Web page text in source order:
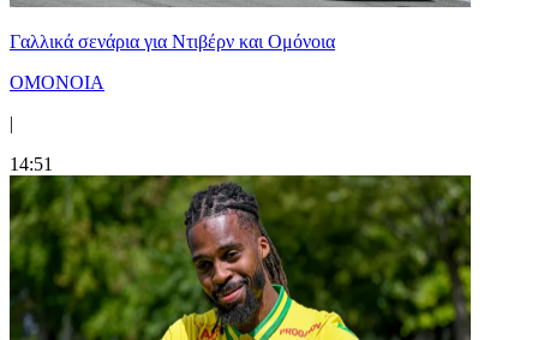
Γαλλικά σενάρια για Ντιβέρν και Ομόνοια
ΟΜΟΝΟΙΑ
|
14:51